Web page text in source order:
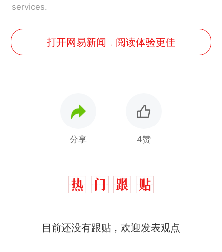
services.
打开网易新闻，阅读体验更佳
分享 4赞
目前还没有跟贴，欢迎发表观点
热
十多万人报名的考试，成绩
家，刚改国名，总统就邀请中